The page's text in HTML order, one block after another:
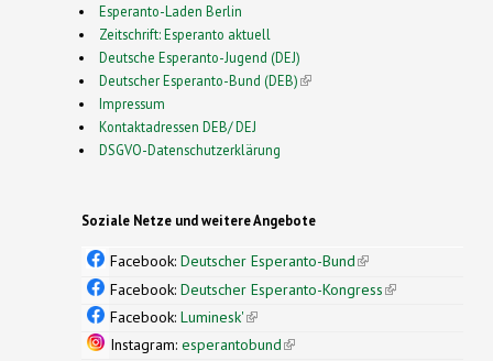
Esperanto-Laden Berlin
Zeitschrift: Esperanto aktuell
Deutsche Esperanto-Jugend (DEJ)
Deutscher Esperanto-Bund (DEB)(link is external)
Impressum
Kontaktadressen DEB/ DEJ
DSGVO-Datenschutzerklärung
Soziale Netze und weitere Angebote
Facebook: Deutscher Esperanto-Bund(link is
external)
Facebook: Deutscher Esperanto-Kongress(link is
Facebook: Luminesk'(link is external)
Instagram: esperantobund(link is external)